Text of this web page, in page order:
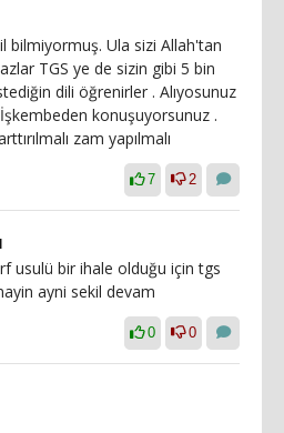
bilmiyormuş. Ula sizi Allah'tan
TGS ye de sizin gibi 5 bin
dili öğrenirler . Alıyosunuz
konuşuyorsunuz .
zam yapılmalı
7 2
usulü bir ihale olduğu için tgs
ayni sekil devam
0 0